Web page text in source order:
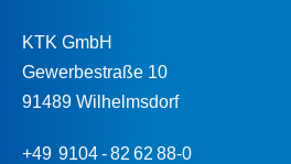
KTK GmbH
Gewerbestraße 10
91489 Wilhelmsdorf
+49 9104 - 82 62 88-0